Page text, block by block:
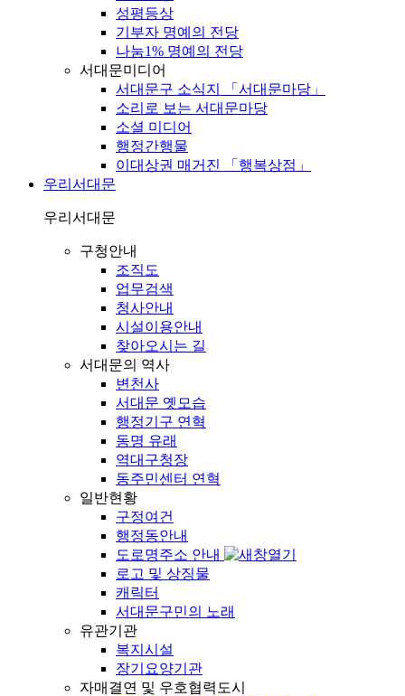
성평등상
기부자 명예의 전당
나눔1% 명예의 전당
서대문미디어
서대문구 소식지 「서대문마당」
소리로 보는 서대문마당
소셜 미디어
행정간행물
이대상권 매거진 「행복상점」
우리서대문
우리서대문
구청안내
조직도
업무검색
청사안내
시설이용안내
찾아오시는 길
서대문의 역사
변천사
서대문 옛모습
행정기구 연혁
동명 유래
역대구청장
동주민센터 연혁
일반현황
구정여건
행정동안내
도로명주소 안내
로고 및 상징물
캐릭터
서대문구민의 노래
유관기관
복지시설
장기요양기관
자매결연 및 우호협력도시